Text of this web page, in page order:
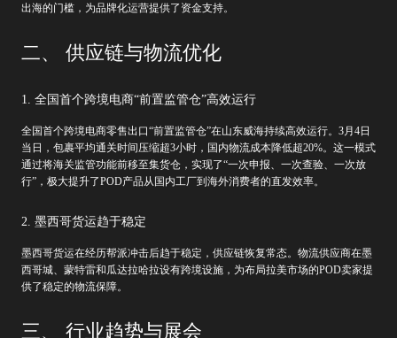
出海的门槛，为品牌化运营提供了资金支持。
二、 供应链与物流优化
1. 全国首个跨境电商“前置监管仓”高效运行
全国首个跨境电商零售出口“前置监管仓”在山东威海持续高效运行。3月4日
当日，包裹平均通关时间压缩超3小时，国内物流成本降低超20%。这一模式
通过将海关监管功能前移至集货仓，实现了“一次申报、一次查验、一次放
行”，极大提升了POD产品从国内工厂到海外消费者的直发效率。
2. 墨西哥货运趋于稳定
墨西哥货运在经历帮派冲击后趋于稳定，供应链恢复常态。物流供应商在墨
西哥城、蒙特雷和瓜达拉哈拉设有跨境设施，为布局拉美市场的POD卖家提
供了稳定的物流保障。
三、 行业趋势与展会